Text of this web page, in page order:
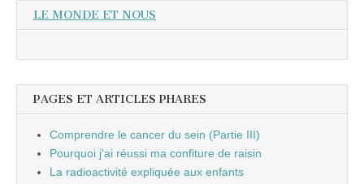
LE MONDE ET NOUS
PAGES ET ARTICLES PHARES
Comprendre le cancer du sein (Partie III)
Pourquoi j'ai réussi ma confiture de raisin
La radioactivité expliquée aux enfants